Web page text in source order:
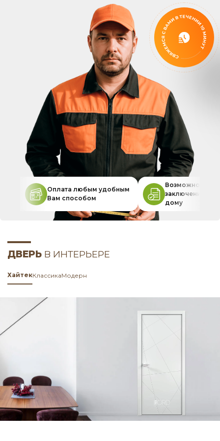
Оплата любым удобным
Вам способом
Возможность
заключения
дому
ДВЕРЬ В ИНТЕРЬЕРЕ
ХайтекКлассикаМодерн